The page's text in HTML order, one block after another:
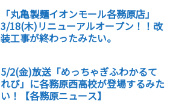
「丸亀製麺イオンモール各務原店」
3/18(木)リニューアルオープン！！改
装工事が終わったみたい。
5/2(金)放送「めっちゃぎふわかるて
れび」に各務原西高校が登場するみた
い！【各務原ニュース】